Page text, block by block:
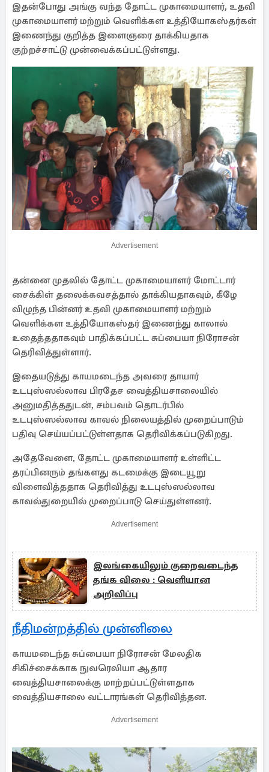
இதன்போது அங்கு வந்த தோட்ட முகாமையாளர், உதவி
முகாமையாளர் மற்றும் வெளிக்கள உத்தியோகஸ்தர்கள்
இணைந்து குறித்த இளைஞரை தாக்கியதாக
குற்றச்சாட்டு முன்வைக்கப்பட்டுள்ளது.
Advertisement
தன்னை முதலில் தோட்ட முகாமையாளர் மோட்டார்
சைக்கிள் தலைக்கவசத்தால் தாக்கியதாகவும், கீழே
விழுந்த பின்னர் உதவி முகாமையாளர் மற்றும்
வெளிக்கள உத்தியோகஸ்தர் இணைந்து காலால்
உதைத்ததாகவும் பாதிக்கப்பட்ட சுப்பையா நிரோசன்
தெரிவித்துள்ளார்.
இதையடுத்து காயமடைந்த அவரை தாயார்
உடபுஸ்ஸல்லாவ பிரதேச வைத்தியசாலையில்
அனுமதித்ததுடன், சம்பவம் தொடர்பில்
உடபுஸ்ஸல்லாவ காவல் நிலையத்தில் முறைப்பாடும்
பதிவு செய்யப்பட்டுள்ளதாக தெரிவிக்கப்படுகிறது.
அதேவேளை, தோட்ட முகாமையாளர் உள்ளிட்ட
தரப்பினரும் தங்களது கடமைக்கு இடையூறு
விளைவித்ததாக தெரிவித்து உடபுஸ்ஸல்லாவ
காவல்துறையில் முறைப்பாடு செய்துள்ளனர்.
Advertisement
இலங்கையிலும் குறைவடைந்த
தங்க விலை : வெளியான
அறிவிப்பு
நீதிமன்றத்தில் முன்னிலை
காயமடைந்த சுப்பையா நிரோசன் மேலதிக
சிகிச்சைக்காக நுவரெலியா ஆதார
வைத்தியசாலைக்கு மாற்றப்பட்டுள்ளதாக
வைத்தியசாலை வட்டாரங்கள் தெரிவித்தன.
Advertisement